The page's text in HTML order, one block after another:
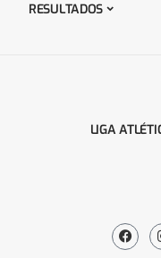
RESULTADOS
LIGA